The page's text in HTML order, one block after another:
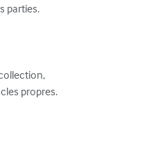
parties.
propres.